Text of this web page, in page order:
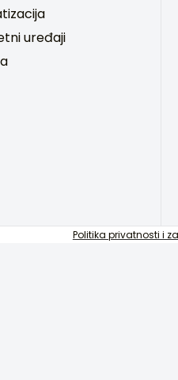
uređaji
Politika privatnosti i